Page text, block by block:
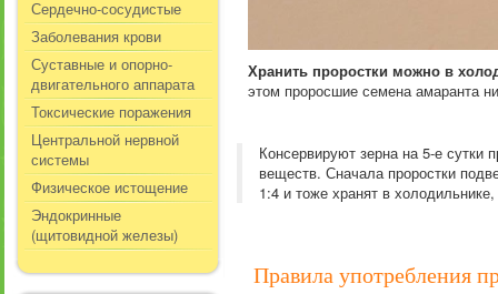
Сердечно-сосудистые
Заболевания крови
Суставные и опорно-
двигательного аппарата
Токсические поражения
Центральной нервной
системы
Физическое истощение
Эндокринные
(щитовидной железы)
Хранить проростки можно в
этом проросшие семена амаранта
Консервируют зерна на 5-е сутки
веществ. Сначала проростки
1:4 и тоже хранят в
Правила употребления